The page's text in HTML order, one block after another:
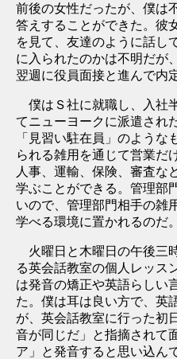
前後の女性だったが、僕は
答えすることができた。彼
を見て、友達のように話し
に入られたのかは不明だが
翌週に役員面接と進んで内
僕はＳ社に就職し、入社
てニューヨークに派遣され
「見習い駐在員」のよう
られる雑用を通じて営業だ
人事、運輸、保険、審査な
学ぶことができる。管理部
いので、管理部門相手の雑
学べる環境に置かれるのだ。
火曜日と木曜日の午後三
る英会話教室の個人レッス
は発音の矯正や英語らしい
た。僕は耳は良い方で、英
が、英会話教室に行った初
音が同じだ」と指摘されて
ア」と発音すると思い込ん